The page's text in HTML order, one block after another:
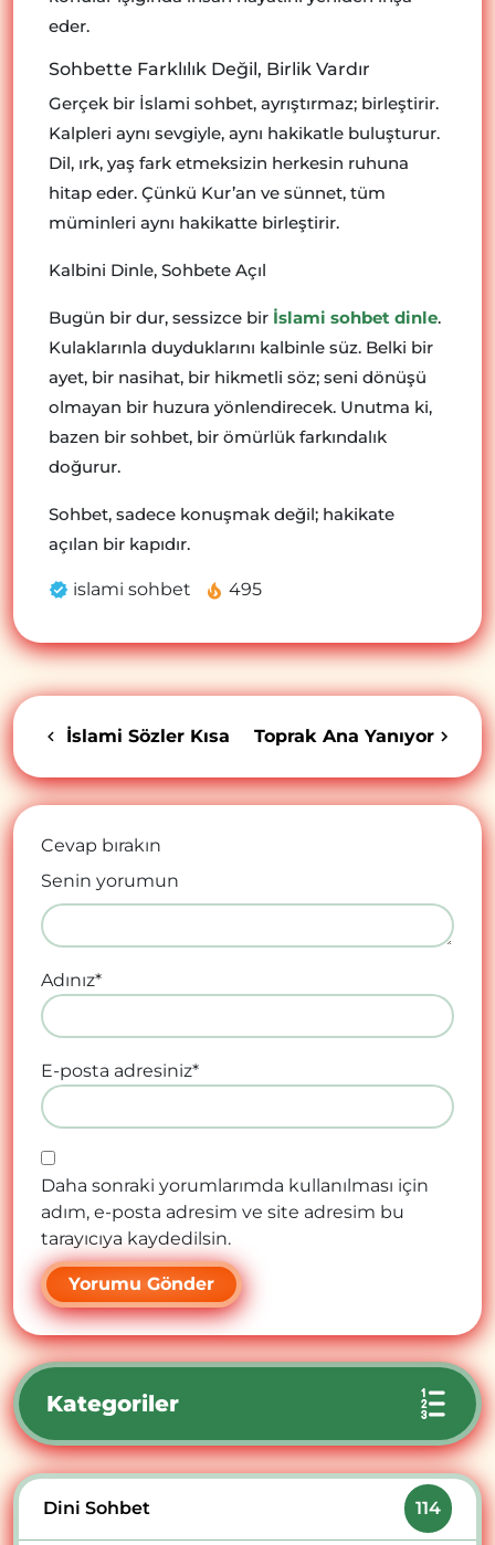
eder.
Sohbette Farklılık Değil, Birlik Vardır
Gerçek bir İslami sohbet, ayrıştırmaz; birleştirir.
Kalpleri aynı sevgiyle, aynı hakikatle buluşturur.
Dil, ırk, yaş fark etmeksizin herkesin ruhuna
hitap eder. Çünkü Kur’an ve sünnet, tüm
müminleri aynı hakikatte birleştirir.
Kalbini Dinle, Sohbete Açıl
Bugün bir dur, sessizce bir İslami sohbet dinle.
Kulaklarınla duyduklarını kalbinle süz. Belki bir
ayet, bir nasihat, bir hikmetli söz; seni dönüşü
olmayan bir huzura yönlendirecek. Unutma ki,
bazen bir sohbet, bir ömürlük farkındalık
doğurur.
Sohbet, sadece konuşmak değil; hakikate
açılan bir kapıdır.
islami sohbet 495
İslami Sözler Kısa Toprak Ana Yanıyor
Cevap bırakın
Senin yorumun
Adınız*
E-posta adresiniz*
Daha sonraki yorumlarımda kullanılması için
adım, e-posta adresim ve site adresim bu
tarayıcıya kaydedilsin.
Kategoriler
Dini Sohbet 114